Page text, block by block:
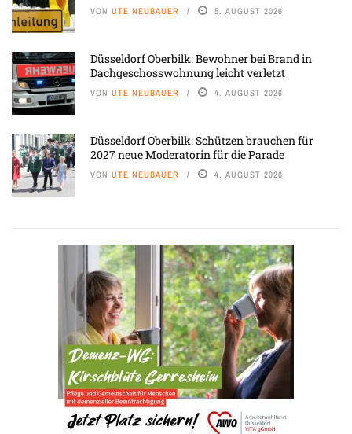
VON UTE NEUBAUER 5. AUGUST 2026
Düsseldorf Oberbilk: Bewohner bei Brand in
Dachgeschosswohnung leicht verletzt
VON UTE NEUBAUER 4. AUGUST 2026
Düsseldorf Oberbilk: Schützen brauchen für
2027 neue Moderatorin für die Parade
VON UTE NEUBAUER 4. AUGUST 2026